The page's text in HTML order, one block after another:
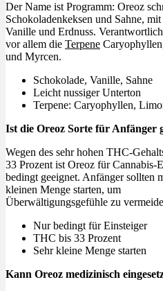
Der Name ist Programm: Oreoz
Schokoladenkeksen und Sahne,
Vanille und Erdnuss.
vor allem die Terpene
und Myrcen.
Schokolade, Vanille, Sahne
Leicht nussiger Unterton
Terpene: Caryophyllen,
Ist die Oreoz Sorte für Anfänger
Wegen des sehr hohen THC-
33 Prozent ist Oreoz für Cannabis-
bedingt geeignet. Anfänger sollten
kleinen Menge starten, um
Überwältigungsgefühle zu
Nur bedingt für Einsteiger
THC bis 33 Prozent
Sehr kleine Menge starten
Kann Oreoz medizinisch